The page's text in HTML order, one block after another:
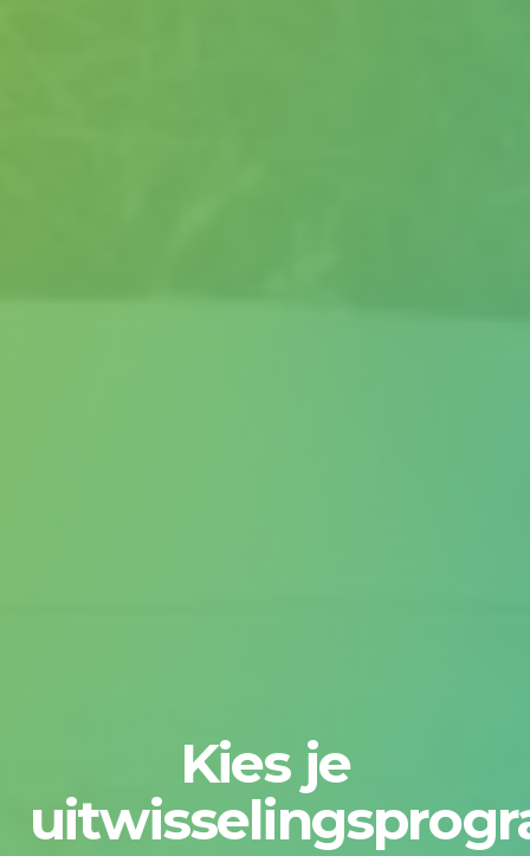
Kies je